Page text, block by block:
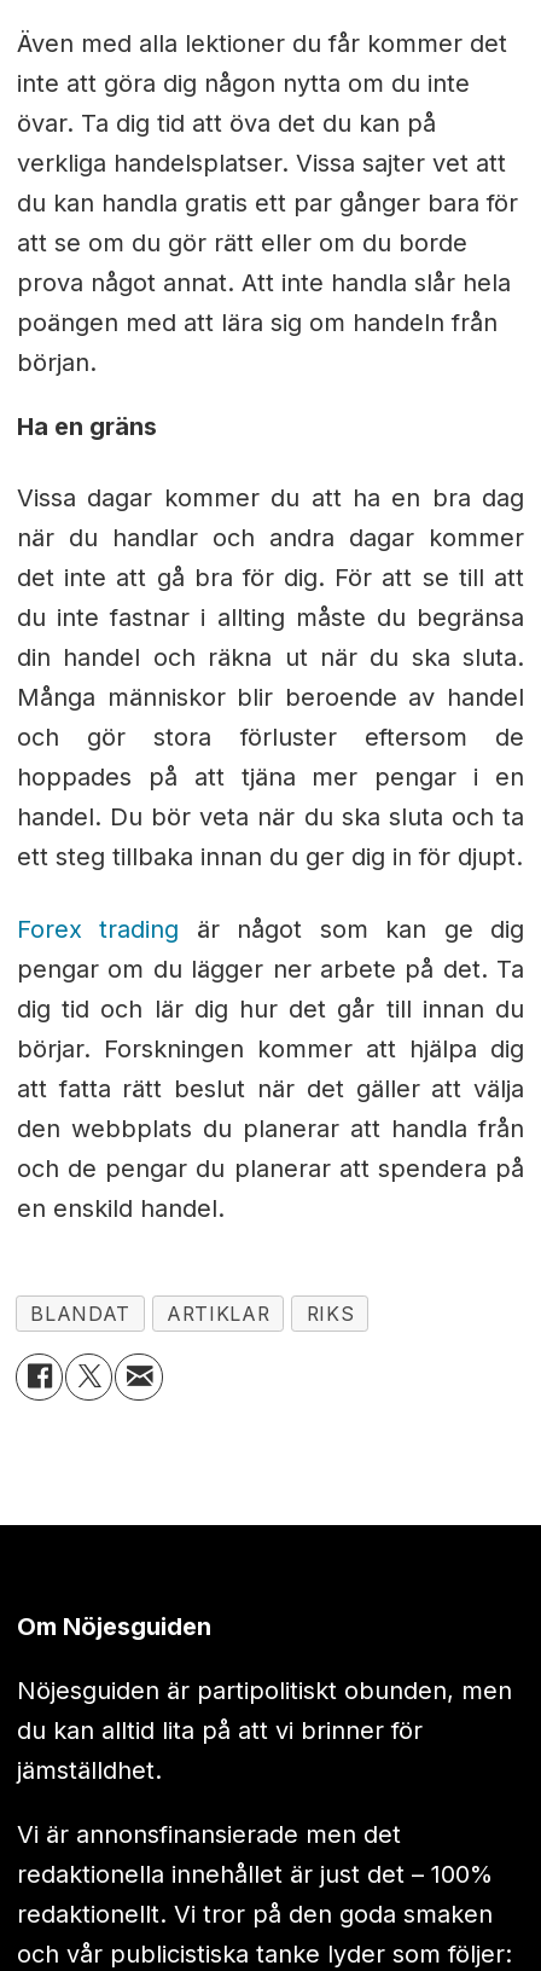
Även med alla lektioner du får kommer det
inte att göra dig någon nytta om du inte
övar. Ta dig tid att öva det du kan på
verkliga handelsplatser. Vissa sajter vet att
du kan handla gratis ett par gånger bara för
att se om du gör rätt eller om du borde
prova något annat. Att inte handla slår hela
poängen med att lära sig om handeln från
början.
Ha en gräns
Vissa dagar kommer du att ha en bra dag
när du handlar och andra dagar kommer
det inte att gå bra för dig. För att se till att
du inte fastnar i allting måste du begränsa
din handel och räkna ut när du ska sluta.
Många människor blir beroende av handel
och gör stora förluster eftersom de
hoppades på att tjäna mer pengar i en
handel. Du bör veta när du ska sluta och ta
ett steg tillbaka innan du ger dig in för djupt.
Forex trading är något som kan ge dig
pengar om du lägger ner arbete på det. Ta
dig tid och lär dig hur det går till innan du
börjar. Forskningen kommer att hjälpa dig
att fatta rätt beslut när det gäller att välja
den webbplats du planerar att handla från
och de pengar du planerar att spendera på
en enskild handel.
BLANDAT ARTIKLAR RIKS
Om Nöjesguiden
Nöjesguiden är partipolitiskt obunden, men
du kan alltid lita på att vi brinner för
jämställdhet.
Vi är annonsfinansierade men det
redaktionella innehållet är just det – 100%
redaktionellt. Vi tror på den goda smaken
och vår publicistiska tanke lyder som följer: